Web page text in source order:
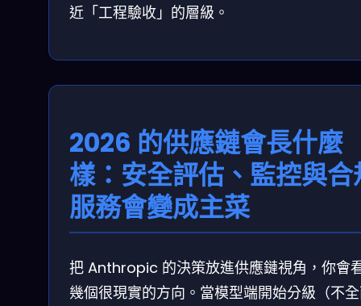
近「工程驗收」的層級。
2026 的供應鏈會長什麼
樣：安全評估、監控與合
服務會變成主菜
把 Anthropic 的決策放進供應鏈視角，你會
幾個很現實的方向。當模型端開始分級（不